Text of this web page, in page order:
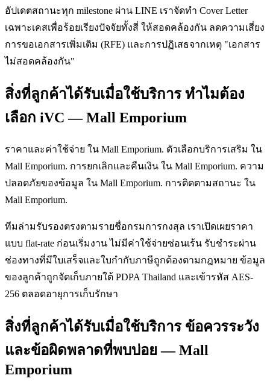
อัปเดตสถานะทุก milestone ผ่าน LINE เราจัดทำ Cover Letter
เฉพาะเคสเพื่อร้อยเรียงปัจจัยทั้งสี่ ให้สอดคล้องกัน ลดความเสี่ยง
การขอเอกสารเพิ่มเติม (RFE) และการปฏิเสธจากเหตุ "เอกสาร
ไม่สอดคล้องกัน"
สิ่งที่ลูกค้าได้รับเมื่อใช้บริการ ทำไมต้อง
เลือก iVC — Mall Emporium
ราคาและค่าใช้จ่าย ใน Mall Emporium. ตัวเลือกบริการเสริม ใน
Mall Emporium. การยกเลิกและคืนเงิน ใน Mall Emporium. ความ
ปลอดภัยของข้อมูล ใน Mall Emporium. การติดตามสถานะ ใน
Mall Emporium.
ทีมล่ามรับรองตรงตามรายชื่อกรมการกงสุล เราเปิดเผยราคา
แบบ flat-rate ก่อนเริ่มงาน ไม่มีค่าใช้จ่ายซ่อนเร้น รับชำระผ่าน
ช่องทางที่มีใบเสร็จและใบกำกับภาษีถูกต้องตามกฎหมาย ข้อมูล
ของลูกค้าถูกจัดเก็บภายใต้ PDPA Thailand และเข้ารหัส AES-
256 ตลอดอายุการเก็บรักษา
สิ่งที่ลูกค้าได้รับเมื่อใช้บริการ ข้อควรระวัง
และข้อผิดพลาดที่พบบ่อย — Mall
Emporium